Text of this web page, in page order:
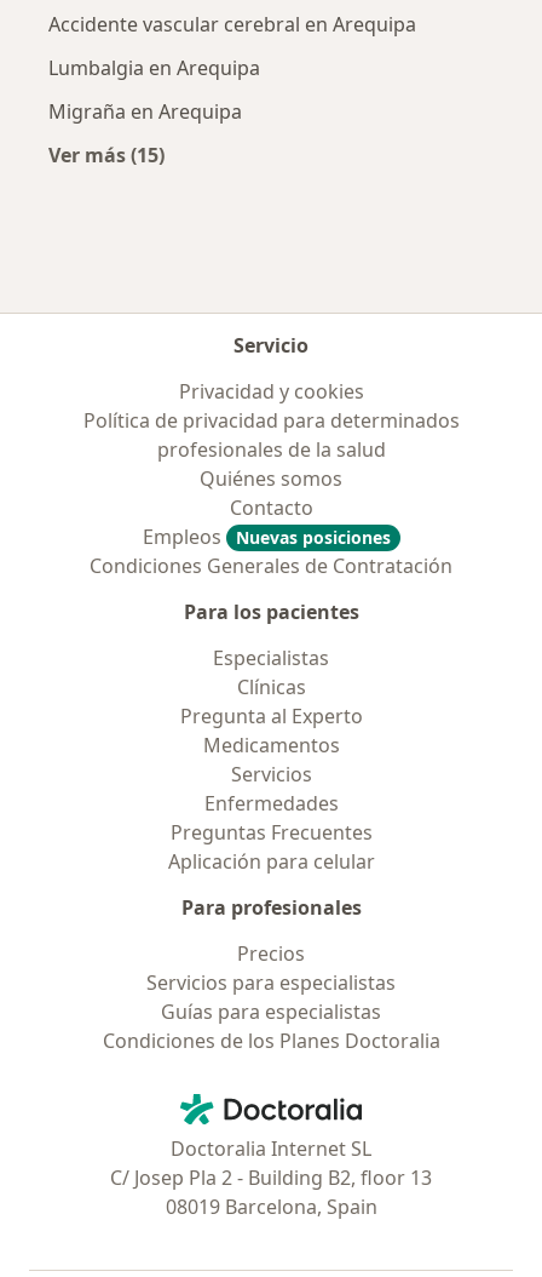
Accidente vascular cerebral en Arequipa
Lumbalgia en Arequipa
Migraña en Arequipa
Ver más (15)
Servicio
Privacidad y cookies
Política de privacidad para determinados
profesionales de la salud
Quiénes somos
Contacto
Empleos
Nuevas posiciones
Condiciones Generales de Contratación
Para los pacientes
Especialistas
Clínicas
Pregunta al Experto
Medicamentos
Servicios
Enfermedades
Preguntas Frecuentes
Aplicación para celular
Para profesionales
Precios
Servicios para especialistas
Guías para especialistas
Condiciones de los Planes Doctoralia
Doctoralia - Página de inicio
Doctoralia Internet SL
C/ Josep Pla 2 - Building B2, floor 13
08019 Barcelona, Spain